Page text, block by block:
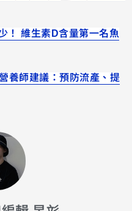
！ 維生素D含量第一名魚
養師建議：預防流產、提